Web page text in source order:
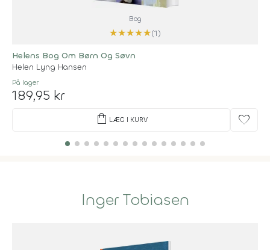
Bog
★★★★★(1)
Helens Bog Om Børn Og Søvn
Helen Lyng Hansen
På lager
189,95 kr
shopping_bag LÆG I KURV favorite
Inger Tobiasen